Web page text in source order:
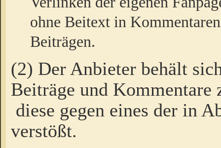
ohne Beitext in
Beiträgen.
(2) Der Anbieter behält
Beiträge und Kommentare
diese gegen eines der in
verstößt.